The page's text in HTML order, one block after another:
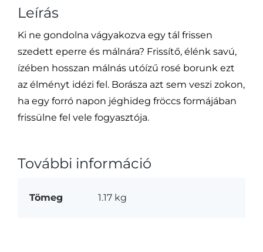
Leírás
Ki ne gondolna vágyakozva egy tál frissen
szedett eperre és málnára? Frissítő, élénk savú,
ízében hosszan málnás utóízű rosé borunk ezt
az élményt idézi fel. Borásza azt sem veszi zokon,
ha egy forró napon jéghideg fröccs formájában
frissülne fel vele fogyasztója.
További információ
Tömeg 1.17 kg